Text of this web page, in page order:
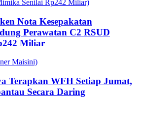
Nota Kesepakatan
Perawatan C2 RSUD
Miliar
Terapkan WFH Setiap Jumat,
Secara Daring